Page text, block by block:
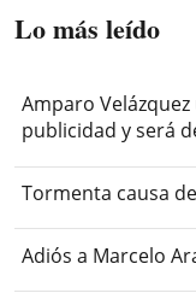
Lo más leído
Amparo
publicidad y será
Tormenta causa
Adiós a Marcelo